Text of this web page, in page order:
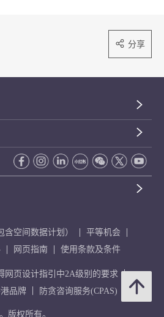
分享
空间数据计划）
平等机会
网页指南 使用条款及条件
网页设计指引中2A级别的要求
品牌 防贪咨询服务(CPAS)
版权所有。